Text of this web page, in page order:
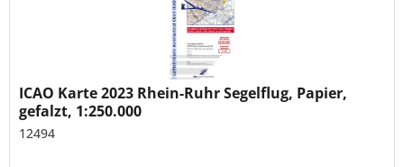
ICAO Karte 2023 Rhein-Ruhr Segelflug, Papier,
gefalzt, 1:250.000
12494